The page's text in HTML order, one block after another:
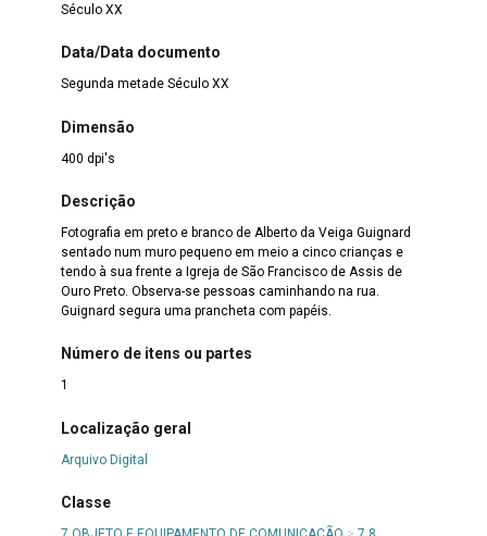
Século XX
Data/Data documento
Segunda metade Século XX
Dimensão
400 dpi's
Descrição
Fotografia em preto e branco de Alberto da Veiga Guignard
sentado num muro pequeno em meio a cinco crianças e
tendo à sua frente a Igreja de São Francisco de Assis de
Ouro Preto. Observa-se pessoas caminhando na rua.
Guignard segura uma prancheta com papéis.
Número de itens ou partes
1
Localização geral
Arquivo Digital
Classe